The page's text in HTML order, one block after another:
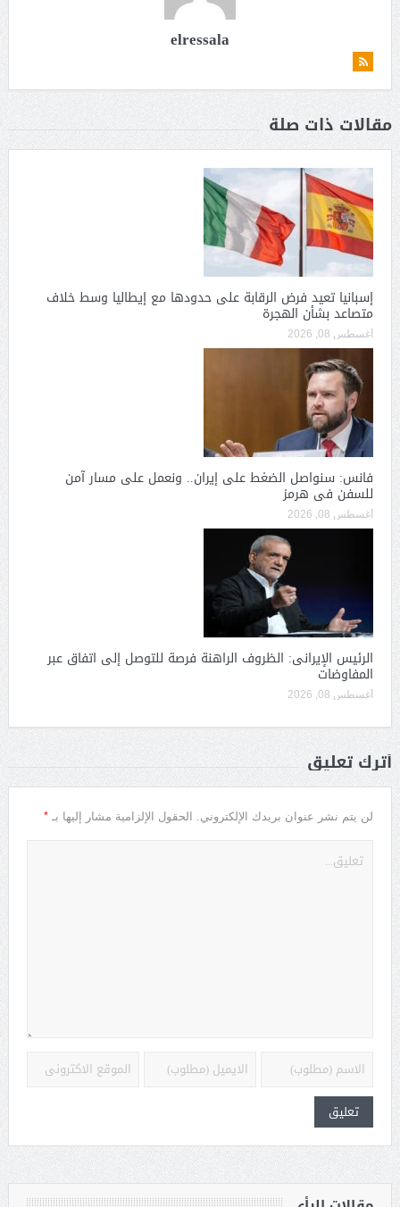
elressala
مقالات ذات صلة
إسبانيا تعيد فرض الرقابة على حدودها مع إيطاليا وسط خلاف
متصاعد بشأن الهجرة
أغسطس 08, 2026
فانس: سنواصل الضغط على إيران.. ونعمل على مسار آمن
للسفن فى هرمز
أغسطس 08, 2026
الرئيس الإيرانى: الظروف الراهنة فرصة للتوصل إلى اتفاق عبر
المفاوضات
أغسطس 08, 2026
أترك تعليق
لن يتم نشر عنوان بريدك الإلكتروني. الحقول الإلزامية مشار إليها بـ *